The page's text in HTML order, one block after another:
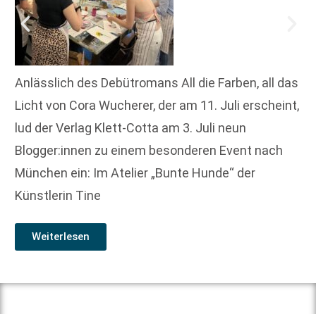
Anlässlich des Debütromans All die Farben, all das
Licht von Cora Wucherer, der am 11. Juli erscheint,
lud der Verlag Klett-Cotta am 3. Juli neun
Blogger:innen zu einem besonderen Event nach
München ein: Im Atelier „Bunte Hunde“ der
Künstlerin Tine
Weiterlesen